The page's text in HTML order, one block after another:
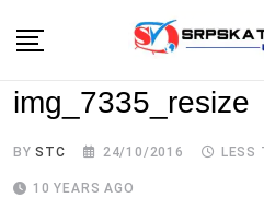
content
img_7335_resize
BYSTC 24/10/2016 LESS
10 YEARS AGO